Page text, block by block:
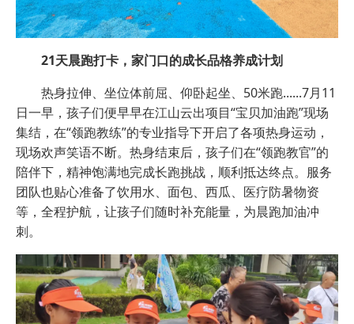
21天晨跑打卡，家门口的成长品格养成计划
热身拉伸、坐位体前屈、仰卧起坐、50米跑......7月11
日一早，孩子们便早早在江山云出项目“宝贝加油跑”现场
集结，在“领跑教练”的专业指导下开启了各项热身运动，
现场欢声笑语不断。热身结束后，孩子们在“领跑教官”的
陪伴下，精神饱满地完成长跑挑战，顺利抵达终点。服务
团队也贴心准备了饮用水、面包、西瓜、医疗防暑物资
等，全程护航，让孩子们随时补充能量，为晨跑加油冲
刺。